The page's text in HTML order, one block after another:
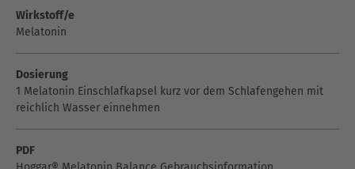
Wirkstoff/e
Melatonin
Dosierung
1 Melatonin Einschlafkapsel kurz vor dem Schlafengehen mit
reichlich Wasser einnehmen
PDF